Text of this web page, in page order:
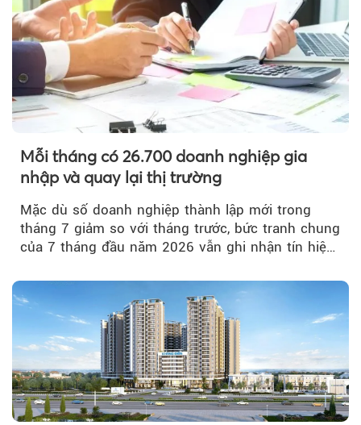
Mỗi tháng có 26.700 doanh nghiệp gia
nhập và quay lại thị trường
Mặc dù số doanh nghiệp thành lập mới trong
tháng 7 giảm so với tháng trước, bức tranh chung
của 7 tháng đầu năm 2026 vẫn ghi nhận tín hiệu